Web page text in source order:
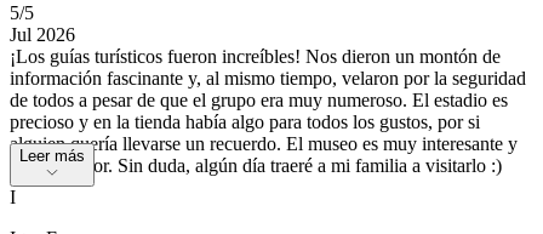
5/5
Jul 2026
¡Los guías turísticos fueron increíbles! Nos dieron un montón de
información fascinante y, al mismo tiempo, velaron por la seguridad
de todos a pesar de que el grupo era muy numeroso. El estadio es
precioso y en la tienda había algo para todos los gustos, por si
alguien quería llevarse un recuerdo. El museo es muy interesante y
enriquecedor. Sin duda, algún día traeré a mi familia a visitarlo :)
Leer más
I